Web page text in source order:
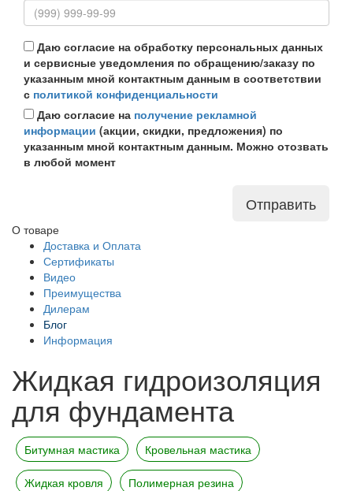
Даю согласие на обработку персональных данных
и сервисные уведомления по обращению/заказу по
указанным мной контактным данным в соответствии
с политикой конфиденциальности
Даю согласие на получение рекламной
информации (акции, скидки, предложения) по
указанным мной контактным данным. Можно отозвать
в любой момент
Отправить
О товаре
Доставка и Оплата
Сертификаты
Видео
Преимущества
Дилерам
Блог
Информация
Жидкая гидроизоляция
для фундамента
Битумная мастика Кровельная мастика
Жидкая кровля Полимерная резина